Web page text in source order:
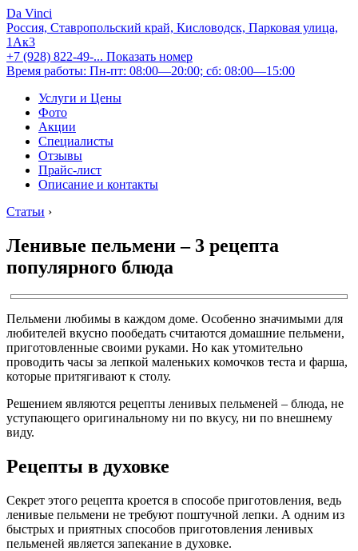
Da Vinci
Россия, Ставропольский край, Кисловодск, Парковая улица,
1Ак3
+7 (928) 822-49-... Показать номер
Время работы: Пн-пт: 08:00—20:00; сб: 08:00—15:00
Услуги и Цены
Фото
Акции
Специалисты
Отзывы
Прайс-лист
Описание и контакты
Статьи ›
Ленивые пельмени – 3 рецепта
популярного блюда
Пельмени любимы в каждом доме. Особенно значимыми для
любителей вкусно пообедать считаются домашние пельмени,
приготовленные своими руками. Но как утомительно
проводить часы за лепкой маленьких комочков теста и фарша,
которые притягивают к столу.
Решением являются рецепты ленивых пельменей – блюда, не
уступающего оригинальному ни по вкусу, ни по внешнему
виду.
Рецепты в духовке
Секрет этого рецепта кроется в способе приготовления, ведь
ленивые пельмени не требуют поштучной лепки. А одним из
быстрых и приятных способов приготовления ленивых
пельменей является запекание в духовке.